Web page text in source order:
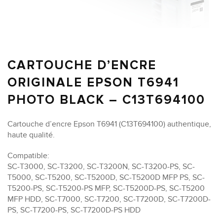
CARTOUCHE D’ENCRE
ORIGINALE EPSON T6941
PHOTO BLACK – C13T694100
Cartouche d’encre Epson T6941 (C13T694100) authentique,
haute qualité.
Compatible:
SC-T3000, SC-T3200, SC-T3200N, SC-T3200-PS, SC-
T5000, SC-T5200, SC-T5200D, SC-T5200D MFP PS, SC-
T5200-PS, SC-T5200-PS MFP, SC-T5200D-PS, SC-T5200
MFP HDD, SC-T7000, SC-T7200, SC-T7200D, SC-T7200D-
PS, SC-T7200-PS, SC-T7200D-PS HDD